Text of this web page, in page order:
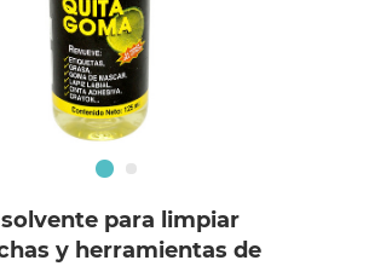
para limpiar
y herramientas de